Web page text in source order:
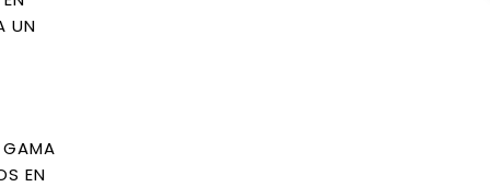
UN
EN